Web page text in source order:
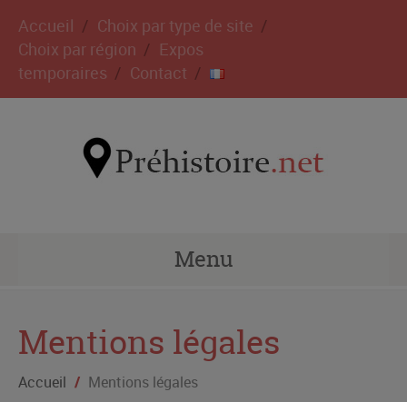
Accueil
Choix par type de site
Choix par région
Expos
temporaires
Contact
Menu
Mentions légales
Accueil / Mentions légales